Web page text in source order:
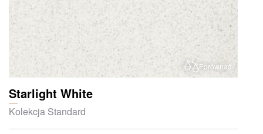
Porównać
Starlight White
Kolekcja Standard